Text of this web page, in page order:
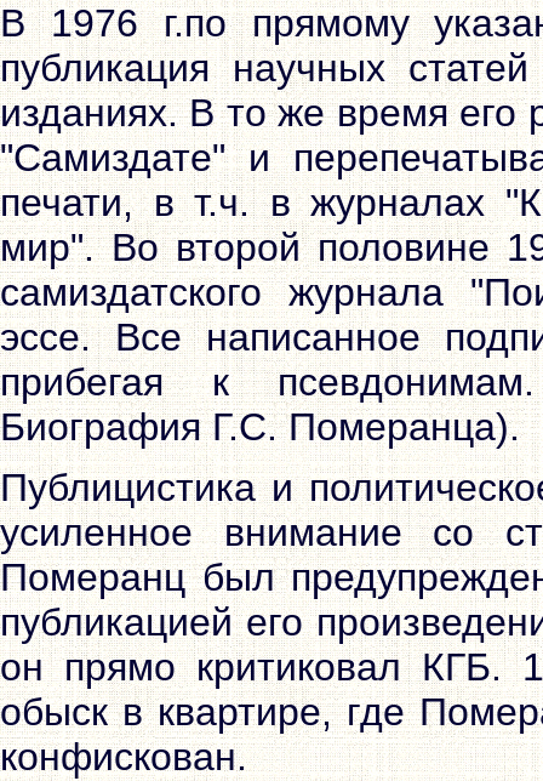
В 1976 г.по прямому
публикация научных
изданиях. В то же время его
"Самиздате" и
печати, в т.ч. в журналах
мир". Во второй половине
самиздатского журнала
эссе. Все написанное
прибегая к
Биография Г.С. Померанца).
Публицистика и
усиленное внимание со
Померанц был
публикацией его
он прямо критиковал КГБ.
обыск в квартире, где
конфискован.